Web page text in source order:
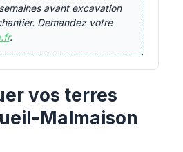
avant excavation
Demandez votre
.
vos terres
Malmaison